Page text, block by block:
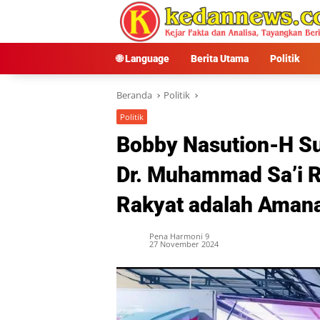
🌐 Language Berita Utama Politik
Beranda Politik
Politik
Bobby Nasution-H
Dr. Muhammad Sa’i
Rakyat adalah
Pena Harmoni 9
27 November 2024